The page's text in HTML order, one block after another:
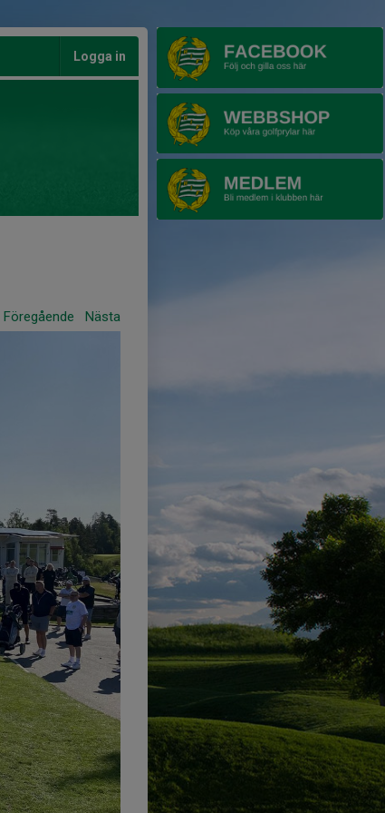
Logga in
Föregående Nästa